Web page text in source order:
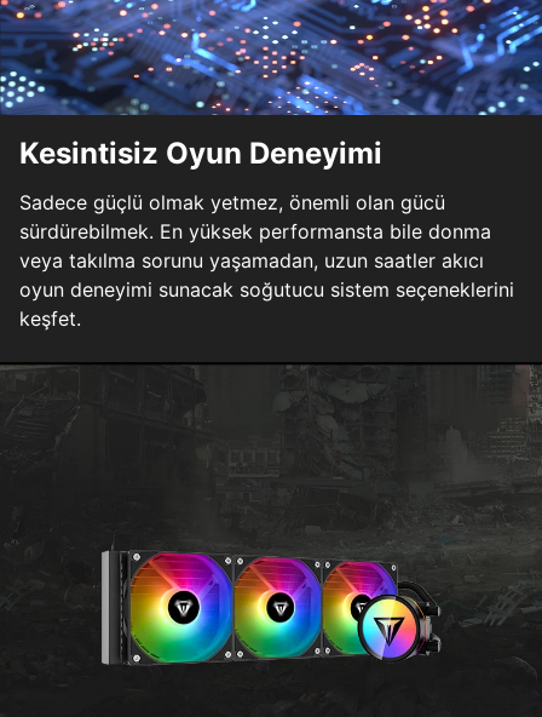
Kesintisiz Oyun Deneyimi
Sadece güçlü olmak yetmez, önemli olan gücü
sürdürebilmek. En yüksek performansta bile donma
veya takılma sorunu yaşamadan, uzun saatler akıcı
oyun deneyimi sunacak soğutucu sistem seçeneklerini
keşfet.